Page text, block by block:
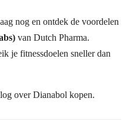
nog en ontdek de voordelen
van Dutch Pharma.
je fitnessdoelen sneller dan
over Dianabol kopen.